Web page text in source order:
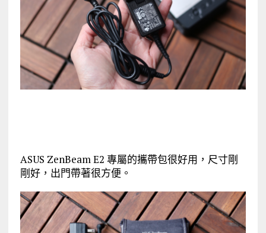
ASUS ZenBeam E2 專屬的攜帶包很好用，尺寸剛
剛好，出門帶著很方便。